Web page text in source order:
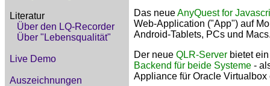
Literatur
Über den LQ-Recorder
Über "Lebensqualität"
Live Demo
Auszeichnungen
Das neueAnyQuest for
Web-Application ("App") auf
Android-Tablets, PCs und
Der neue QLR-Server bietet
Backend für beide Systeme -
Appliance für Oracle Virtualbox